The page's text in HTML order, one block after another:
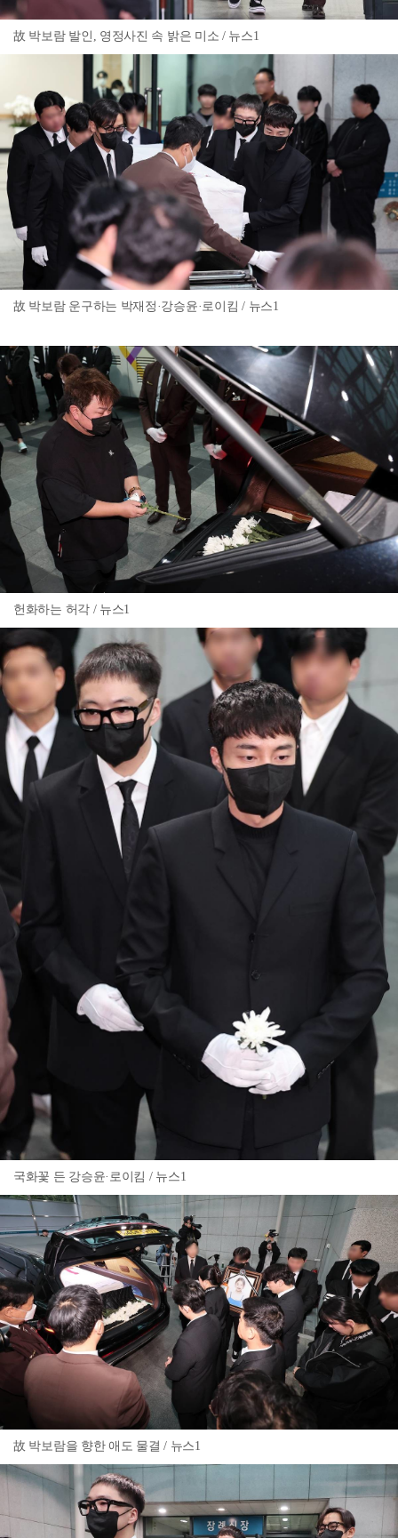
故 박보람 발인, 영정사진 속 밝은 미소 / 뉴스1
故 박보람 운구하는 박재정·강승윤·로이킴 / 뉴스1
헌화하는 허각 / 뉴스1
국화꽃 든 강승윤·로이킴 / 뉴스1
故 박보람을 향한 애도 물결 / 뉴스1